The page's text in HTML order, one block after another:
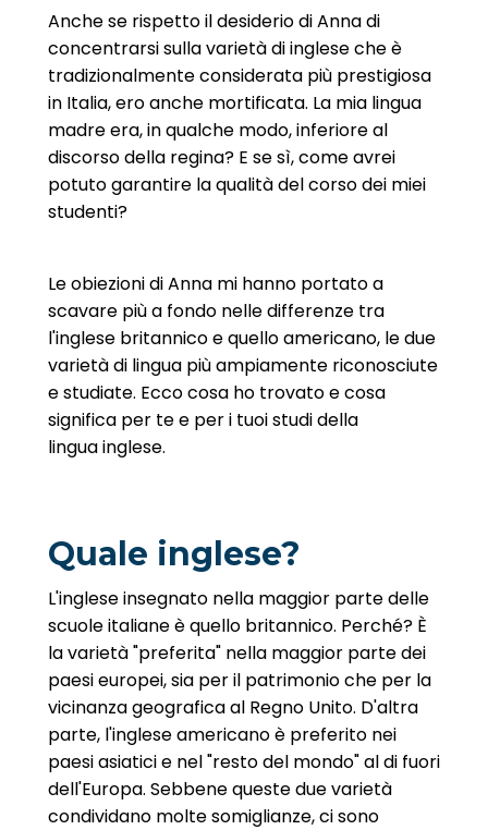
Anche se rispetto il desiderio di Anna di
concentrarsi sulla varietà di inglese che è
tradizionalmente considerata più prestigiosa
in Italia, ero anche mortificata. La mia lingua
madre era, in qualche modo, inferiore al
discorso della regina? E se sì, come avrei
potuto garantire la qualità del corso dei miei
studenti?
Le obiezioni di Anna mi hanno portato a
scavare più a fondo nelle differenze tra
l'inglese britannico e quello americano, le due
varietà di lingua più ampiamente riconosciute
e studiate. Ecco cosa ho trovato e cosa
significa per te e per i tuoi studi della
lingua inglese.
Quale inglese?
L'inglese insegnato nella maggior parte delle
scuole italiane è quello britannico. Perché? È
la varietà "preferita" nella maggior parte dei
paesi europei, sia per il patrimonio che per la
vicinanza geografica al Regno Unito. D'altra
parte, l'inglese americano è preferito nei
paesi asiatici e nel "resto del mondo" al di fuori
dell'Europa. Sebbene queste due varietà
condividano molte somiglianze, ci sono